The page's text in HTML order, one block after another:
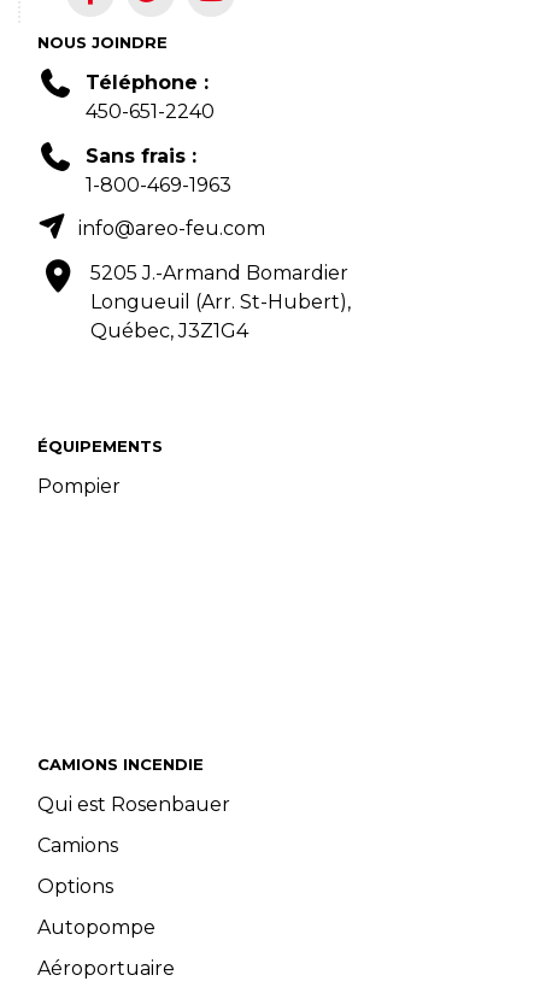
ÉQUIPEMENTS
Pompier
CAMIONS INCENDIE
Qui est Rosenbauer
Camions
Options
Autopompe
Aéroportuaire
NOUS JOINDRE
Téléphone :
450-651-2240
Sans frais :
1-800-469-1963
info@areo-feu.com
5205 J.-Armand Bomardier
Longueuil (Arr. St-Hubert),
Québec, J3Z1G4